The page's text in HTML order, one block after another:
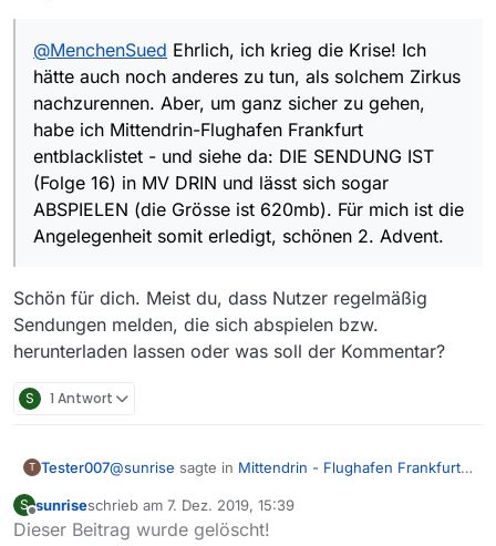
2. Advent.
@MenchenSued Ehrlich, ich krieg die Krise! Ich
hätte auch noch anderes zu tun, als solchem Zirkus
nachzurennen. Aber, um ganz sicher zu gehen,
habe ich Mittendrin-Flughafen Frankfurt
entblacklistet - und siehe da: DIE SENDUNG IST
(Folge 16) in MV DRIN und lässt sich sogar
ABSPIELEN (die Grösse ist 620mb). Für mich ist die
Angelegenheit somit erledigt, schönen 2. Advent.
Schön für dich. Meist du, dass Nutzer regelmäßig
Sendungen melden, die sich abspielen bzw.
herunterladen lassen oder was soll der Kommentar?
S 1 Antwort
T Tester007@sunrise sagte in Mittendrin - Flughafen Frankfurt -
@MenchenSuedUpdate:
S
Offline
sunriseschrieb am 7. Dez. 2019, 15:39
zuletzt editiert von
Dieser Beitrag wurde gelöscht!